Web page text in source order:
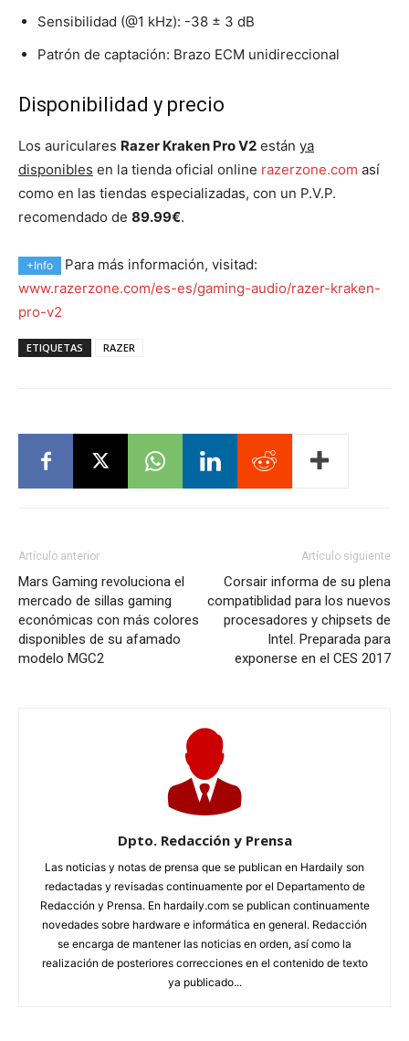
Sensibilidad (@1 kHz): -38 ± 3 dB
Patrón de captación: Brazo ECM unidireccional
Disponibilidad y precio
Los auriculares Razer Kraken Pro V2 están ya
disponibles en la tienda oficial online razerzone.com así
como en las tiendas especializadas, con un P.V.P.
recomendado de 89.99€.
+Info
Para más información, visitad:
www.razerzone.com/es-es/gaming-audio/razer-kraken-
pro-v2
ETIQUETAS RAZER
Artículo anterior
Mars Gaming revoluciona el
mercado de sillas gaming
económicas con más colores
disponibles de su afamado
modelo MGC2
Artículo siguiente
Corsair informa de su plena
compatiblidad para los nuevos
procesadores y chipsets de
Intel. Preparada para
exponerse en el CES 2017
Dpto. Redacción y Prensa
Las noticias y notas de prensa que se publican en Hardaily son
redactadas y revisadas continuamente por el Departamento de
Redacción y Prensa. En hardaily.com se publican continuamente
novedades sobre hardware e informática en general. Redacción
se encarga de mantener las noticias en orden, así como la
realización de posteriores correcciones en el contenido de texto
ya publicado...